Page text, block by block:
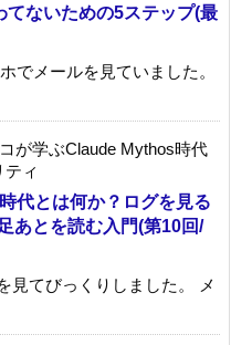
てないための5ステップ(最
メールを見ていました。
が学ぶClaude Mythos時代
ィ
代とは何か？ログを見る
あとを読む入門(第10回/
見てびっくりしました。 メ